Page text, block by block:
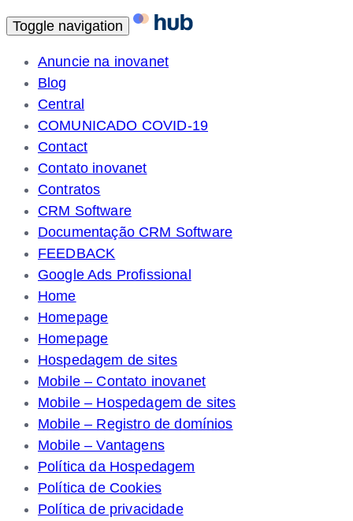
Toggle navigation
Anuncie na inovanet
Blog
Central
COMUNICADO COVID-19
Contact
Contato inovanet
Contratos
CRM Software
Documentação CRM Software
FEEDBACK
Google Ads Profissional
Home
Homepage
Homepage
Hospedagem de sites
Mobile – Contato inovanet
Mobile – Hospedagem de sites
Mobile – Registro de domínios
Mobile – Vantagens
Política da Hospedagem
Política de Cookies
Política de privacidade